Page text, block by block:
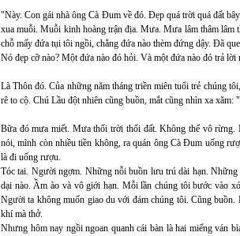
"Này. Con gái nhà ông Cà Đum về đó. Đẹp quá trời quá đất
xua muỗi. Muỗi kinh hoàng trận địa. Mưa. Mưa lâm thâm lâm
chỗ mấy đứa tụi tôi ngồi, chẳng đứa nào thèm đứng dậy. Đã
Nó đẹp cỡ nào? Một đứa nào đó hỏi. Và một đứa nào đó trả
Là Thôn đó. Của những năm tháng triền miên tuổi trẻ chúng
rê to cộ. Chú Lầu đột nhiên cũng buồn, mắt cũng nhìn xa
Bữa đó mưa miết. Mưa thối trời thối đất. Không thể vô rừng.
nói, mình còn nhiều tiền không, ra quán ông Cà Đum uống
là đi uống rượu.
Tóc tai. Người ngợm. Những nỗi buồn lưu trú dài hạn.
dại nào. Ầm ào và vô giới hạn. Mỗi lần chúng tôi bước vào
Người ta không muốn giao du với đám chúng tôi. Cũng
khí mà thở.
Nhưng hôm nay ngồi ngoan quanh cái bàn là hai miếng ván